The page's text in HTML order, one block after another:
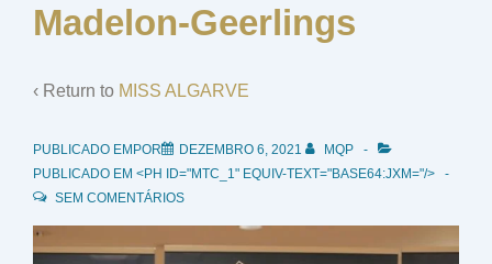
Madelon-Geerlings
‹ Return to MISS ALGARVE
PUBLICADO EMPOR DEZEMBRO 6, 2021
MQP
PUBLICADO EM <PH ID="MTC_1" EQUIV-TEXT="BASE64:JXM="/>
SEM COMENTÁRIOS